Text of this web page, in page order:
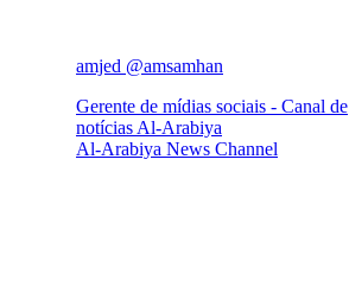
amjed @amsamhan
Gerente de mídias sociais - Canal de
notícias Al-Arabiya
Al-Arabiya News Channel